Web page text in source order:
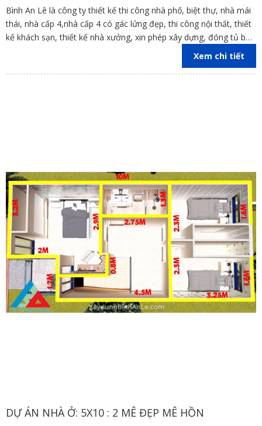
Bình An Lê là công ty thiết kế thi công nhà phố, biệt thự, nhà mái
thái, nhà cấp 4,nhà cấp 4 có gác lửng đẹp, thi công nội thất, thiết
kế khách sạn, thiết kế nhà xưởng, xin phép xây dựng, đóng tủ bếp
trên địa bàn các tỉnh Đồng Nai, Bình Dương, TP Hồ Chí Minh,
Xem chi tiết
DỰ ÁN NHÀ Ở: 5X10 : 2 MÊ ĐẸP MÊ HỒN